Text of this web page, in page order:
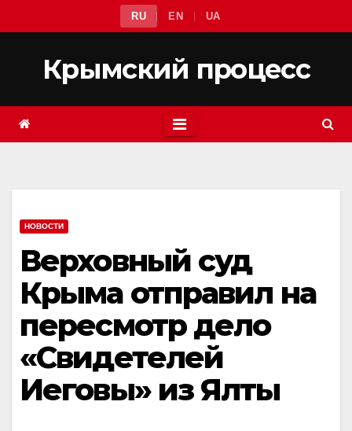
к
содержимому
RU EN UA
Крымский процесс
НОВОСТИ
Верховный суд
Крыма отправил на
пересмотр дело
«Свидетелей
Иеговы» из Ялты